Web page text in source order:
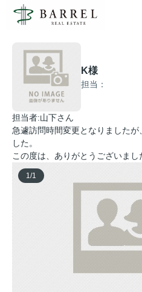
K様
担当：
担当者:山下さん
急遽訪問時間変更となりました
した。
この度は、ありがとうございまし
1/1